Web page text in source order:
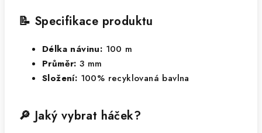
📝 Specifikace produktu
Délka návinu: 100 m
Průměr: 3 mm
Složení: 100% recyklovaná bavlna
🔎 Jaký vybrat háček?